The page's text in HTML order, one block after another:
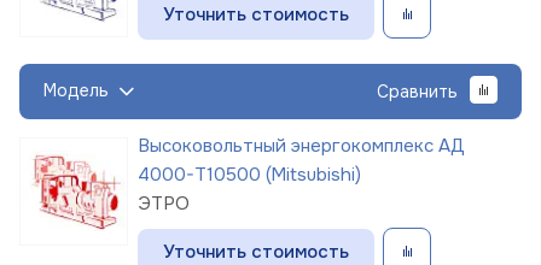
Уточнить стоимость
Модель Сравнить
Высоковольтный энергокомплекс АД
4000-Т10500 (Mitsubishi)
ЭТРО
Уточнить стоимость